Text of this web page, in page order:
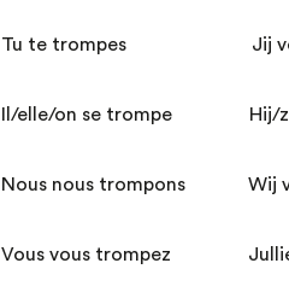
Tu te trompes Jij
Il/elle/on se trompe Hij/zij/
Nous nous trompons Wij
Vous vous trompez Jullie